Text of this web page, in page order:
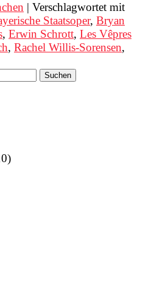
| Verschlagwortet mit
Staatsoper, Bryan
, Erwin Schrott, Les Vêpres
, Rachel Willis-Sorensen,